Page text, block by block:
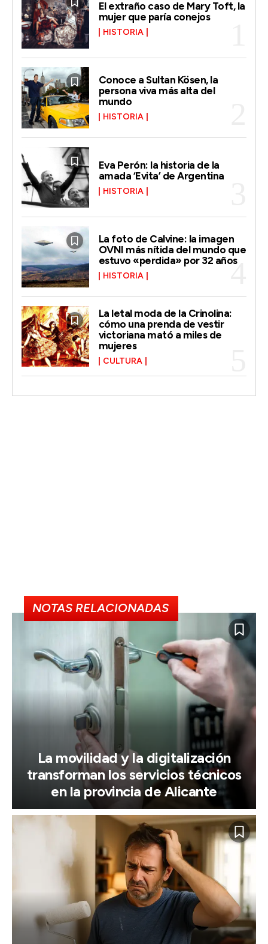
El extraño caso de Mary Toft, la
mujer que paría conejos
HISTORIA
Conoce a Sultan Kösen, la
persona viva más alta del
mundo
HISTORIA
Eva Perón: la historia de la
amada ‘Evita’ de Argentina
HISTORIA
La foto de Calvine: la imagen
OVNI más nítida del mundo que
estuvo «perdida» por 32 años
HISTORIA
La letal moda de la Crinolina:
cómo una prenda de vestir
victoriana mató a miles de
mujeres
CULTURA
NOTAS RELACIONADAS
La movilidad y la digitalización
transforman los servicios técnicos
en la provincia de Alicante